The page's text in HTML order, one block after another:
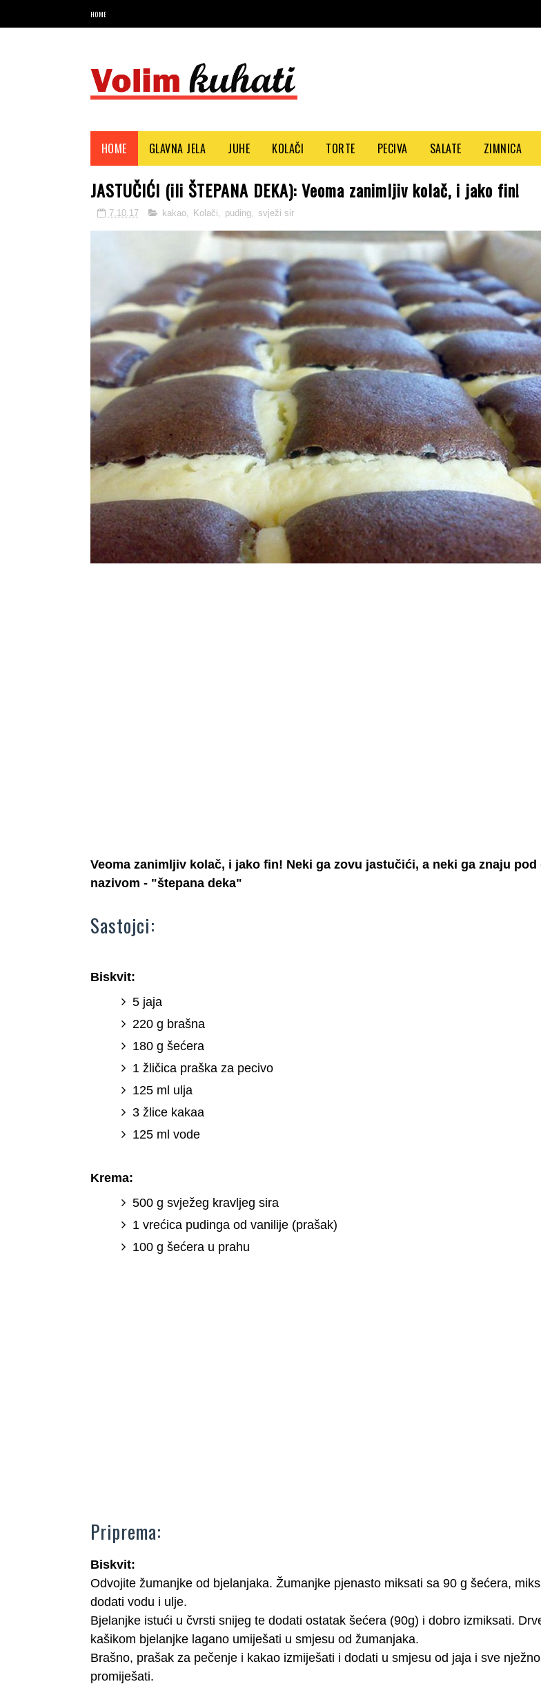
HOME
HOME GLAVNA JELA JUHE KOLAČI TORTE PECIVA SALATE ZIMNICA
JASTUČIĆI (ili ŠTEPANA DEKA): Veoma zanimljiv kolač, i jako fin!
7.10.17 kakao, Kolači, puding, svježi sir
Veoma zanimljiv kolač, i jako fin! Neki ga zovu jastučići, a neki ga znaju pod
nazivom - "štepana deka"
Sastojci:
Biskvit:
5 jaja
220 g brašna
180 g šećera
1 žličica praška za pecivo
125 ml ulja
3 žlice kakaa
125 ml vode
Krema:
500 g svježeg kravljeg sira
1 vrećica pudinga od vanilije (prašak)
100 g šećera u prahu
Priprema:
Biskvit:
Odvojite žumanjke od bjelanjaka. Žumanjke pjenasto miksati sa 90 g šećera,
dodati vodu i ulje.
Bjelanjke istući u čvrsti snijeg te dodati ostatak šećera (90g) i dobro izmiksati.
kašikom bjelanjke lagano umiješati u smjesu od žumanjaka.
Brašno, prašak za pečenje i kakao izmiješati i dodati u smjesu od jaja i sve nježno
promiješati.